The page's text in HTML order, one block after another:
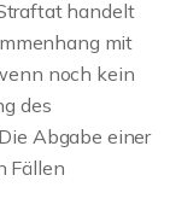
handelt
mit
noch kein
des
Abgabe einer
Fällen